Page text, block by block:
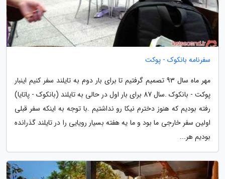
سفرنامه بانکوک - پوکت
مهر ماه سال 93 تصمیم گرفتیم تا برای بار دوم به تایلند سفر کنیم اینبار
پوکت - بانکوک .سال 87 برای بار اول در حالی به تایلند (بانکوک - پاتایا)
رفته بودیم که هنوز دخترم نیکا رو نداشتیم .با توجه به اینکه سفر قبلی
اولین سفر خارجی ما بود و ما یه هفته بسیار رویایی را در تایلند گذرانده
بودیم هر...